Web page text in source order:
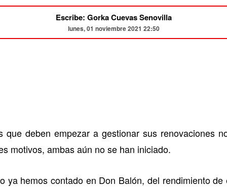
Escribe: Gorka Cuevas Senovilla
lunes, 01 noviembre 2021 22:50
que deben empezar a gestionar sus renovaciones
motivos, ambas aún no se han iniciado.
ya hemos contado en Don Balón, del rendimiento